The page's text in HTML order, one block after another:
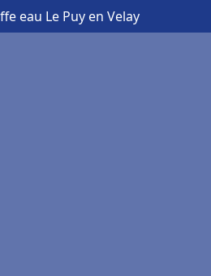
eau Le Puy en Velay